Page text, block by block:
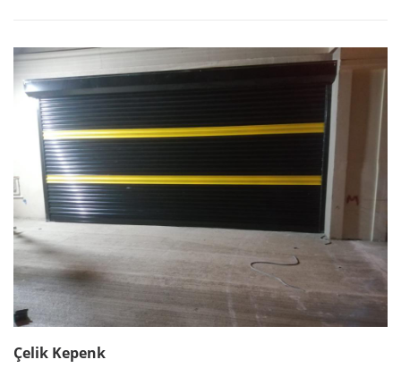
Çelik Kepenk